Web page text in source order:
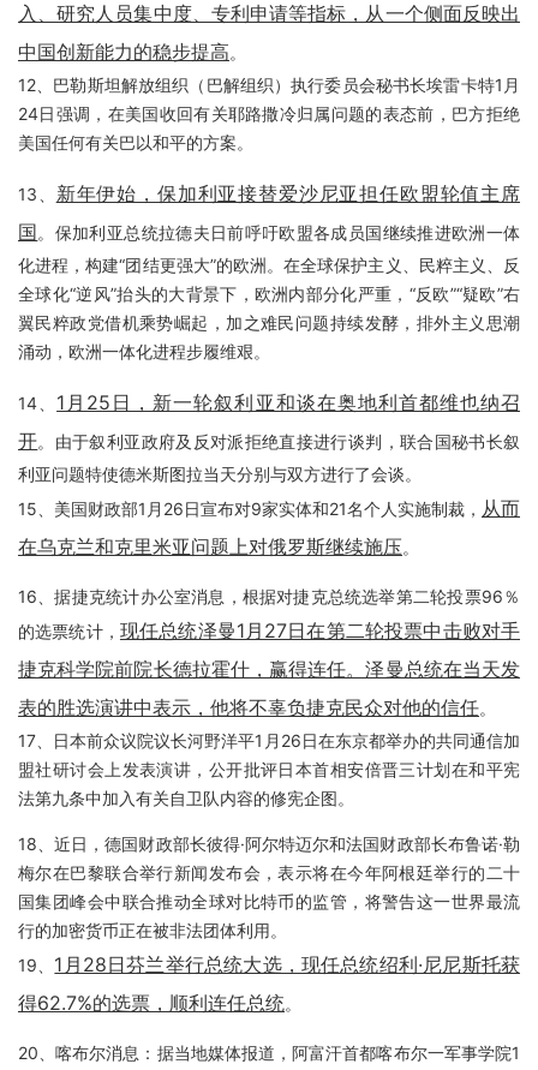
入、研究人员集中度、专利申请等指标，从一个侧面反映出
中国创新能力的稳步提高。
12、巴勒斯坦解放组织（巴解组织）执行委员会秘书长埃雷卡特1月
24日强调，在美国收回有关耶路撒冷归属问题的表态前，巴方拒绝
美国任何有关巴以和平的方案。
13、 新年伊始，保加利亚接替爱沙尼亚担任欧盟轮值主席
国。保加利亚总统拉德夫日前呼吁欧盟各成员国继续推进欧洲一体
化进程，构建“团结更强大”的欧洲。在全球保护主义、民粹主义、反
全球化“逆风”抬头的大背景下，欧洲内部分化严重，“反欧”“疑欧”右
翼民粹政党借机乘势崛起，加之难民问题持续发酵，排外主义思潮
涌动，欧洲一体化进程步履维艰。
14、 1月25日，新一轮叙利亚和谈在奥地利首都维也纳召
开。由于叙利亚政府及反对派拒绝直接进行谈判，联合国秘书长叙
利亚问题特使德米斯图拉当天分别与双方进行了会谈。
15、美国财政部1月26日宣布对9家实体和21名个人实施制裁， 从而
在乌克兰和克里米亚问题上对俄罗斯继续施压。
16、据捷克统计办公室消息，根据对捷克总统选举第二轮投票96％
的选票统计， 现任总统泽曼1月27日在第二轮投票中击败对手
捷克科学院前院长德拉霍什，赢得连任。泽曼总统在当天发
表的胜选演讲中表示，他将不辜负捷克民众对他的信任。
17、日本前众议院议长河野洋平1月26日在东京都举办的共同通信加
盟社研讨会上发表演讲，公开批评日本首相安倍晋三计划在和平宪
法第九条中加入有关自卫队内容的修宪企图。
18、近日，德国财政部长彼得·阿尔特迈尔和法国财政部长布鲁诺·勒
梅尔在巴黎联合举行新闻发布会，表示将在今年阿根廷举行的二十
国集团峰会中联合推动全球对比特币的监管，将警告这一世界最流
行的加密货币正在被非法团体利用。
19、 1月28日芬兰举行总统大选，现任总统绍利·尼尼斯托获
得62.7%的选票，顺利连任总统。
20、喀布尔消息：据当地媒体报道，阿富汗首都喀布尔一军事学院1